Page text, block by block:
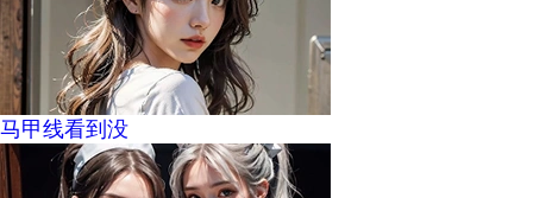
马甲线看到没